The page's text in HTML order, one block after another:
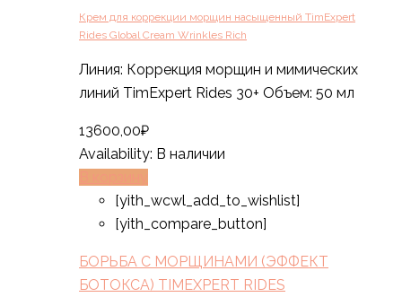
Крем для коррекции морщин насыщенный TimExpert
Rides Global Cream Wrinkles Rich
Линия: Коррекция морщин и мимических
линий TimExpert Rides 30+ Объем: 50 мл
13600,00₽
Availability: В наличии
[yith_wcwl_add_to_wishlist]
[yith_compare_button]
БОРЬБА С МОРЩИНАМИ (ЭФФЕКТ
БОТОКСА) TIMEXPERT RIDES